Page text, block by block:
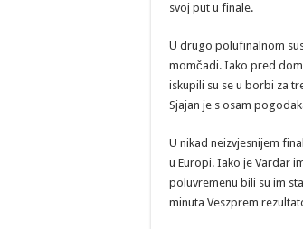
svoj put u finale.
U drugo polufinalnom
momčadi. Iako pred
iskupili su se u borbi za
Sjajan je s osam
U nikad neizvjesnijem
u Europi. Iako je Vardar
poluvremenu bili su im
minuta Veszprem